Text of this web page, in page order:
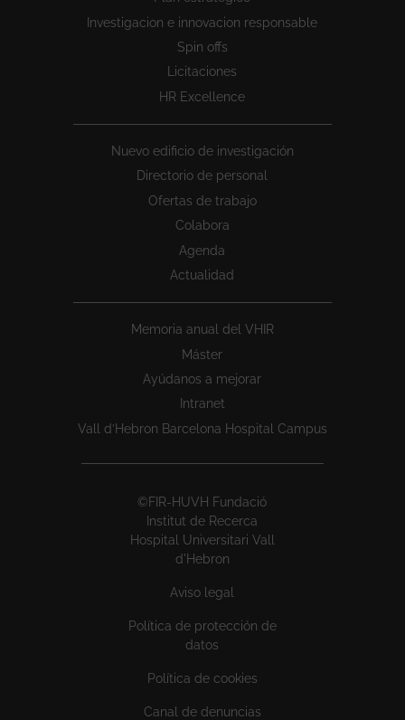
Investigacion e innovacion responsable
Spin offs
Licitaciones
HR Excellence
Nuevo edificio de investigación
Directorio de personal
Ofertas de trabajo
Colabora
Agenda
Actualidad
Memoria anual del VHIR
Máster
Ayúdanos a mejorar
Intranet
Vall d’Hebron Barcelona Hospital Campus
©FIR-HUVH Fundació
Institut de Recerca
Hospital Universitari Vall
d'Hebron
Aviso legal
Política de protección de
datos
Política de cookies
Canal de denuncias